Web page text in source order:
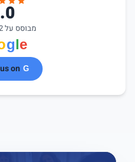
מבוסס על 32 ביקורות
on